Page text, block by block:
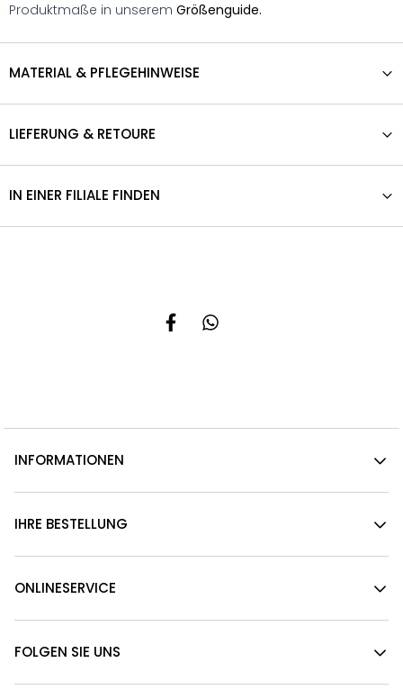
Produktmaße in unserem Größenguide.
MATERIAL & PFLEGEHINWEISE
LIEFERUNG & RETOURE
IN EINER FILIALE FINDEN
INFORMATIONEN
IHRE BESTELLUNG
ONLINESERVICE
FOLGEN SIE UNS